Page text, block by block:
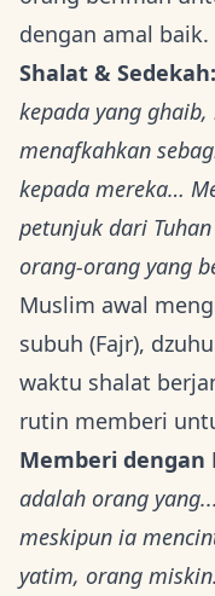
dengan amal baik.
Shalat & Sedekah:
kepada yang
menafkahkan
kepada mereka…
petunjuk dari
orang-orang yang
Muslim awal
subuh (Fajr),
waktu shalat
rutin memberi
Memberi dengan
adalah orang
meskipun ia
yatim, orang